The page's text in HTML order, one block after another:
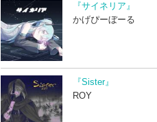
『サイネリア』
かげぴーぼーる
『Sister』
ROY